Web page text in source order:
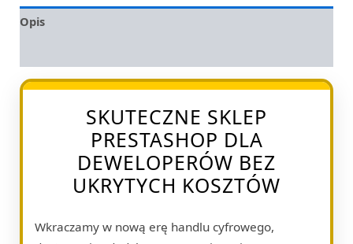
Opis
SKUTECZNE SKLEP
PRESTASHOP DLA
DEWELOPERÓW BEZ
UKRYTYCH KOSZTÓW
Wkraczamy w nową erę handlu cyfrowego,